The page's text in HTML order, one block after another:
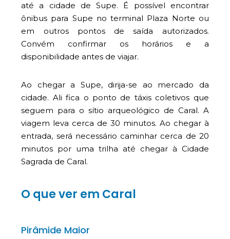
até a cidade de Supe. É possível encontrar
ônibus para Supe no terminal Plaza Norte ou
em outros pontos de saída autorizados.
Convém confirmar os horários e a
disponibilidade antes de viajar.
Ao chegar a Supe, dirija-se ao mercado da
cidade. Ali fica o ponto de táxis coletivos que
seguem para o sítio arqueológico de Caral. A
viagem leva cerca de 30 minutos. Ao chegar à
entrada, será necessário caminhar cerca de 20
minutos por uma trilha até chegar à Cidade
Sagrada de Caral.
O que ver em Caral
Pirâmide Maior